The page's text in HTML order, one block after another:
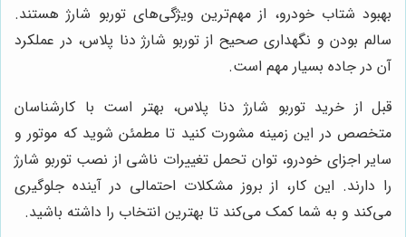
بهبود شتاب خودرو، از مهم‌ترین ویژگی‌های توربو شارژ هستند.
سالم بودن و نگهداری صحیح از توربو شارژ دنا پلاس، در عملکرد
آن در جاده بسیار مهم است.
قبل از خرید توربو شارژ دنا پلاس، بهتر است با کارشناسان
متخصص در این زمینه مشورت کنید تا مطمئن شوید که موتور و
سایر اجزای خودرو، توان تحمل تغییرات ناشی از نصب توربو شارژ
را دارند. این کار، از بروز مشکلات احتمالی در آینده جلوگیری
می‌کند و به شما کمک می‌کند تا بهترین انتخاب را داشته باشید.